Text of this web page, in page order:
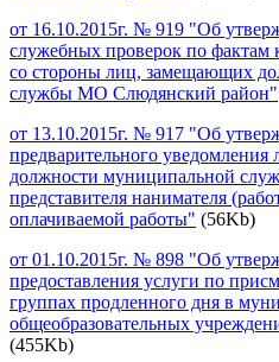
от 16.10.2015г. № 919 "Об
служебных проверок по
со стороны лиц, замещающих
службы МО Слюдянский район"
от 13.10.2015г. № 917 "Об
предварительного
должности муниципальной
представителя нанимателя
оплачиваемой работы" (56Kb)
от 01.10.2015г. № 898 "Об
предоставления услуги по
группах продленного дня в
общеобразовательных
(455Kb)